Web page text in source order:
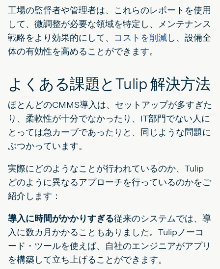
工場の監督者や管理者は、これらのレポートを使用
して、微調整が必要な領域を特定し、メンテナンス
戦略をより効果的にして、 コストを削減し、設備全
体の有効性を高めることができます。
よくある課題とTulip 解決方法
ほとんどのCMMS導入は、セットアップが多すぎた
り、柔軟性が十分でなかったり、IT部門でない人に
とっては急カーブであったりと、同じような問題に
ぶつかっています。
実際にどのようなことが行われているのか、Tulip
どのように異なるアプローチを行っているのかをご
紹介します：
導入に時間がかかりすぎる従来のシステムでは、導
入に数カ月かかることもありました。Tulipノーコ
ード・ツールを使えば、自社のエンジニアがアプリ
を構築して立ち上げることができます。